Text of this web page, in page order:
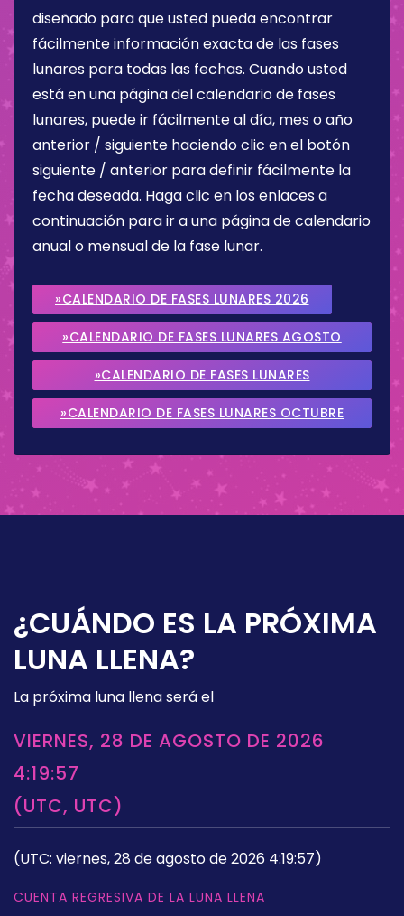
diseñado para que usted pueda encontrar
fácilmente información exacta de las fases
lunares para todas las fechas. Cuando usted
está en una página del calendario de fases
lunares, puede ir fácilmente al día, mes o año
anterior / siguiente haciendo clic en el botón
siguiente / anterior para definir fácilmente la
fecha deseada. Haga clic en los enlaces a
continuación para ir a una página de calendario
anual o mensual de la fase lunar.
»CALENDARIO DE FASES LUNARES 2026
»CALENDARIO DE FASES LUNARES AGOSTO
2026
»CALENDARIO DE FASES LUNARES
SEPTIEMBRE 2026
»CALENDARIO DE FASES LUNARES OCTUBRE
¿CUÁNDO ES LA PRÓXIMA
LUNA LLENA?
La próxima luna llena será el
VIERNES, 28 DE AGOSTO DE 2026
4:19:57
(UTC, UTC)
(UTC: viernes, 28 de agosto de 2026 4:19:57)
CUENTA REGRESIVA DE LA LUNA LLENA